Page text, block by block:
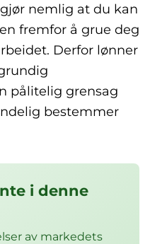
nemlig at du kan
fremfor å grue deg
Derfor lønner
pålitelig grensag
bestemmer
i denne
av markedets